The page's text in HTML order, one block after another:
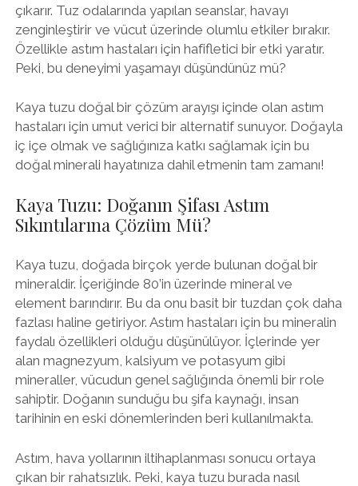
çıkarır. Tuz odalarında yapılan seanslar, havayı
zenginleştirir ve vücut üzerinde olumlu etkiler bırakır.
Özellikle astım hastaları için hafifletici bir etki yaratır.
Peki, bu deneyimi yaşamayı düşündünüz mü?
Kaya tuzu doğal bir çözüm arayışı içinde olan astım
hastaları için umut verici bir alternatif sunuyor. Doğayla
iç içe olmak ve sağlığınıza katkı sağlamak için bu
doğal minerali hayatınıza dahil etmenin tam zamanı!
Kaya Tuzu: Doğanın Şifası Astım
Sıkıntılarına Çözüm Mü?
Kaya tuzu, doğada birçok yerde bulunan doğal bir
mineraldir. İçeriğinde 80’in üzerinde mineral ve
element barındırır. Bu da onu basit bir tuzdan çok daha
fazlası haline getiriyor. Astım hastaları için bu mineralin
faydalı özellikleri olduğu düşünülüyor. İçlerinde yer
alan magnezyum, kalsiyum ve potasyum gibi
mineraller, vücudun genel sağlığında önemli bir role
sahiptir. Doğanın sunduğu bu şifa kaynağı, insan
tarihinin en eski dönemlerinden beri kullanılmakta.
Astım, hava yollarının iltihaplanması sonucu ortaya
çıkan bir rahatsızlık. Peki, kaya tuzu burada nasıl